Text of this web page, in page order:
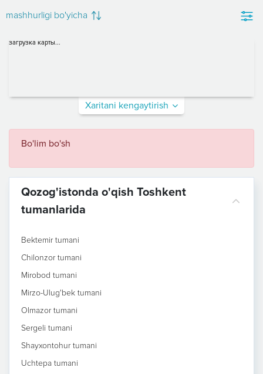
mashhurligi bo'yicha
загрузка карты...
Xaritani kengaytirish
Bo'lim bo'sh
Qozog'istonda o'qish Toshkent
tumanlarida
Bektemir tumani
Chilonzor tumani
Mirobod tumani
Mirzo-Ulug'bek tumani
Olmazor tumani
Sergeli tumani
Shayxontohur tumani
Uchtepa tumani